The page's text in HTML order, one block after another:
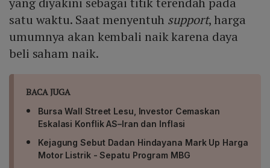
satu waktu. Saat menyentuh support, harga
umumnya akan kembali naik karena daya
beli saham naik.
BACA JUGA
Bursa Wall Street Lesu, Investor Cemaskan
Eskalasi Konflik AS–Iran dan Inflasi
Kejagung Sebut Dadan Hindayana Mark Up Harga
Motor Listrik - Sepatu Program MBG